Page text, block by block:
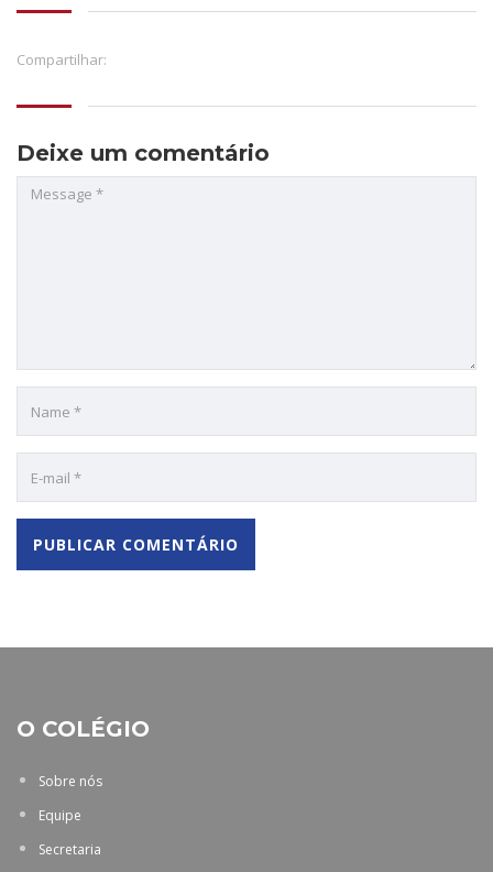
Compartilhar:
Deixe um comentário
O COLÉGIO
Sobre nós
Equipe
Secretaria